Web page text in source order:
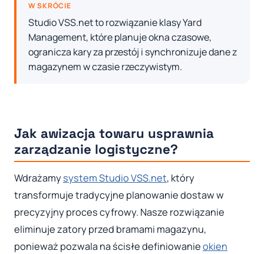
W SKRÓCIE
Studio VSS.net to rozwiązanie klasy Yard
Management, które planuje okna czasowe,
ogranicza kary za przestój i synchronizuje dane z
magazynem w czasie rzeczywistym.
Jak awizacja towaru usprawnia
zarządzanie logistyczne?
Wdrażamysystem Studio VSS.net, który
transformuje tradycyjne planowanie dostaw w
precyzyjny proces cyfrowy. Nasze rozwiązanie
eliminuje zatory przed bramami magazynu,
ponieważ pozwala na ścisłe definiowanieokien